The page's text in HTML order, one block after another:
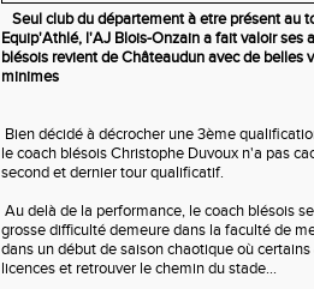
Seul club du département à etre présent au
Equip'Athlé, l'AJ Blois-Onzain a fait valoir ses
blésois revient de Châteaudun avec de belles
minimes
Bien décidé à décrocher une 3ème
le coach blésois Christophe Duvoux n'a pas
second et dernier tour qualificatif.
Au delà de la performance, le coach blésois
grosse difficulté demeure dans la faculté de
dans un début de saison chaotique où
licences et retrouver le chemin du stade...